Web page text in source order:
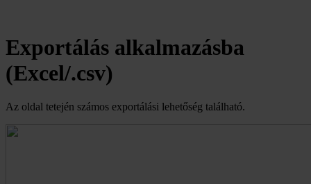
Exportálás alkalmazásba
(Excel/.csv)
Az oldal tetején számos exportálási lehetőség található.